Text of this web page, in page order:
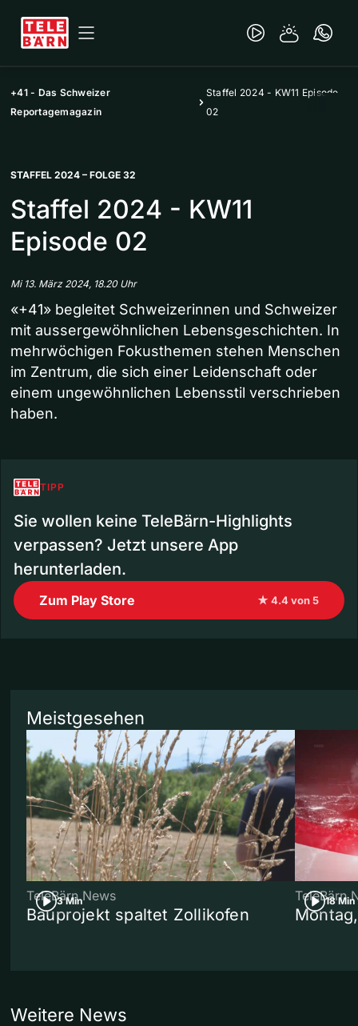
+41 - Das Schweizer
Reportagemagazin
Staffel 2024 - KW11 Episode
02
STAFFEL 2024 – FOLGE 32
Staffel 2024 - KW11
Episode 02
Mi 13. März 2024, 18.20 Uhr
«+41» begleitet Schweizerinnen und Schweizer
mit aussergewöhnlichen Lebensgeschichten. In
mehrwöchigen Fokusthemen stehen Menschen
im Zentrum, die sich einer Leidenschaft oder
einem ungewöhnlichen Lebensstil verschrieben
haben.
TIPP
Sie wollen keine TeleBärn-Highlights
verpassen? Jetzt unsere App
herunterladen.
Zum Play Store ★ 4.4 von 5
Meistgesehen
3 Min
TeleBärn News
Bauprojekt spaltet Zollikofen
18 Min
TeleBärn
Weitere News